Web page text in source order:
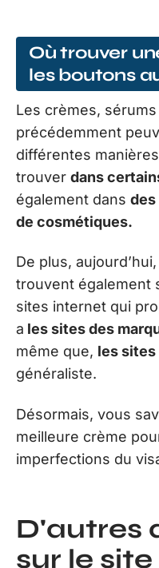
Où trouver
les boutons
Les crèmes,
précédemment
différentes
trouver dans
également dans
de cosmétiques.
De plus,
trouvent également
sites internet qui
a les sites des
même que, les sites
généraliste.
Désormais, vous
meilleure crème
imperfections du
D'autres
sur le site